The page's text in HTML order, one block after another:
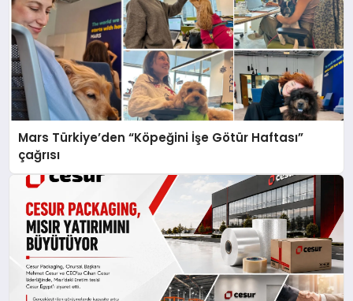
Mars Türkiye’den “Köpeğini İşe Götür Haftası”
çağrısı